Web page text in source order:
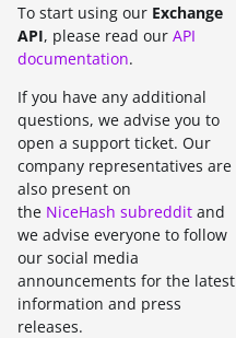
To start using our Exchange
API, please read our API
documentation.
If you have any additional
questions, we advise you to
open a support ticket. Our
company representatives are
also present on
the NiceHash subreddit and
we advise everyone to follow
our social media
announcements for the latest
information and press
releases.